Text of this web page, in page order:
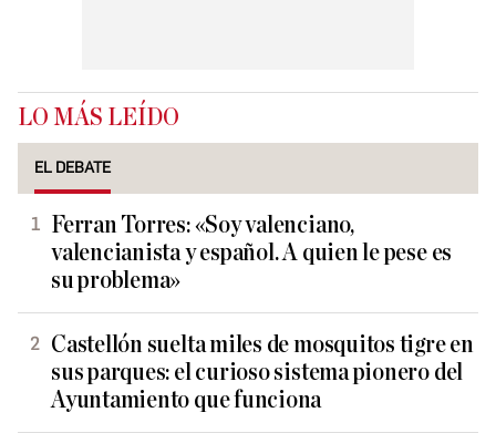
LO MÁS LEÍDO
EL DEBATE
Ferran Torres: «Soy valenciano,
valencianista y español. A quien le pese es
su problema»
Castellón suelta miles de mosquitos tigre en
sus parques: el curioso sistema pionero del
Ayuntamiento que funciona